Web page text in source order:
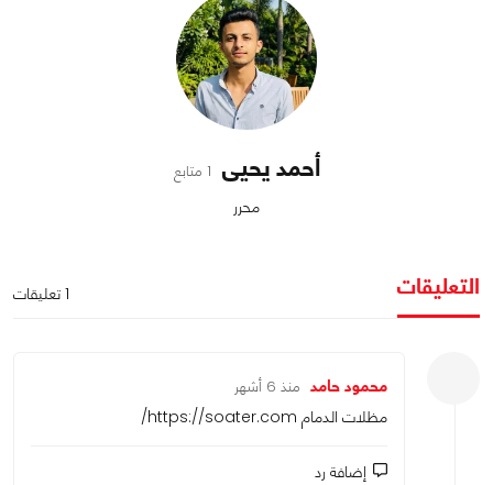
أحمد يحيى 1 متابع
محرر
التعليقات 1 تعليقات
محمود حامد منذ 6 أشهر
مظلات الدمامhttps://soater.com/
إضافة رد